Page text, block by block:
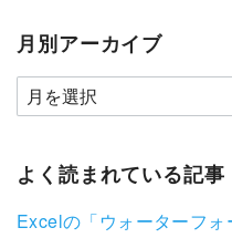
月別アーカイブ
よく読まれている記事
Excelの「ウォーターフォ